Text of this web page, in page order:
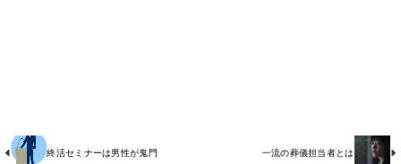
終活セミナーは男性が鬼門 一流の葬儀担当者とは